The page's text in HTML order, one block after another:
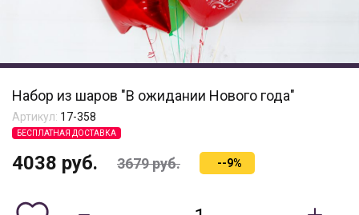
Набор из шаров "В ожидании Нового года"
Артикул: 17-358
БЕСПЛАТНАЯ ДОСТАВКА
4038 руб. 3679руб. --9%